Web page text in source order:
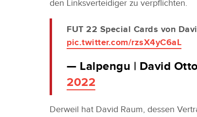
den Linksverteidiger zu verpflichten.
FUT 22 Special Cards von
pic.twitter.com/rzsX4yC6aL
— Lalpengu | David
2022
Derweil hat David Raum, dessen